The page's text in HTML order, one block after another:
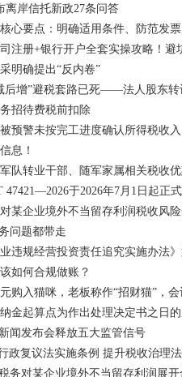
离岸信托新政27条问答
心要点：明确适用条件、防范发
注册+银行开户全套实操攻略！避
明确提出“反内卷”
后增”避税套路已死——法人股东转
招待费税前扣除
预警未按完工进度确认所得税收
息！
队转业干部、随军家属相关税收
47421—2026于2026年7月1日起正
某企业境外不当留存利润税收风
问题都带走
违规经营投资责任追究实施办法
如何合规做账？
购入猫咪，老板称作“招财猫”，
金起算点为作出处理决定书之日的
闻发布会释放五大监管信号
政复议法实施条例 提升税收治理
务对某企业境外不当留存利润展